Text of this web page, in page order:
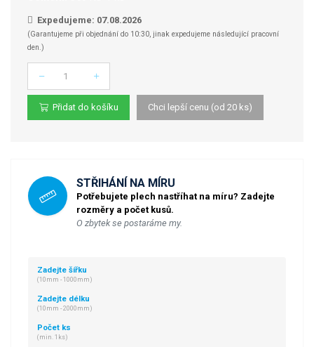
Expedujeme: 07.08.2026
(Garantujeme při objednání do 10:30, jinak expedujeme následující pracovní
den.)
Přidat do košíku Chci lepší cenu (od 20 ks)
STŘIHÁNÍ NA MÍRU
Potřebujete plech nastříhat na míru? Zadejte
rozměry a počet kusů.
O zbytek se postaráme my.
Zadejte šířku
(10mm - 1000mm)
Zadejte délku
(10mm - 2000mm)
Počet ks
(min. 1ks)